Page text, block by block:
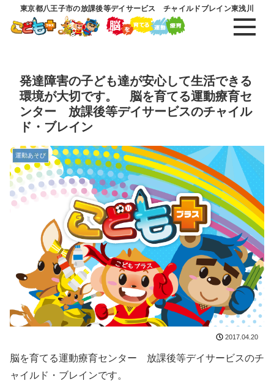
東京都八王子市の放課後等デイサービス チャイルドブレイン東浅川
発達障害の子ども達が安心して生活できる
環境が大切です。 脳を育てる運動療育セ
ンター 放課後等デイサービスのチャイル
ド・ブレイン
運動あそび
2017.04.20
脳を育てる運動療育センター 放課後等デイサービスのチ
ャイルド・ブレインです。